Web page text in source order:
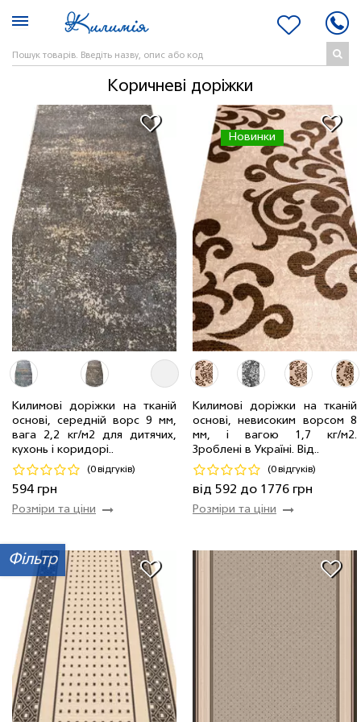
Фільтр
Коричневі доріжки
Килимові доріжки на тканій
основі, середній ворс 9 мм,
вага 2,2 кг/м2 для дитячих,
кухонь і коридорі..
(0 відгуків)
594 грн
Розміри та ціни
0.80 м 4 мп 594 грн/мп
Код 21221
Новинки
Килимові доріжки на тканій
основі, невисоким ворсом 8
мм, і вагою 1,7 кг/м2.
Зроблені в Україні. Від..
(0 відгуків)
від 592 до 1776 грн
Розміри та ціни
1.30 м 10 мп 770 грн/мп
2.50 м 1 мп 1480 грн/мп
1.40 м 1 мп 829 грн/мп
1.00 м 2 мп 592 грн/мп
3.00 м 4 мп
1776 грн/мп
1.50 м
4 мп 888 грн/мп
Код 19113
Купити